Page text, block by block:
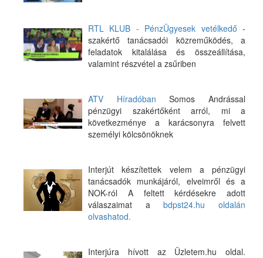
RTL KLUB - PénzÜgyesek vetélkedő -
szakértő tanácsadói közreműködés, a
feladatok kitalálása és összeállítása,
valamint részvétel a zsűriben
ATV Híradóban Somos Andrással
pénzügyi szakértőként arról, mi a
következménye a karácsonyra felvett
személyi kölcsönöknek
Interjút készítettek velem a pénzügyi
tanácsadók munkájáról, elveimről és a
NOK-ról A feltett kérdésekre adott
válaszaimat abdpst24.hu oldalán
olvashatod.
Interjúra hívott az Üzletem.hu oldal.